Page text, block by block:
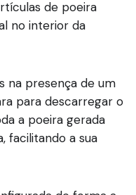
de poeira
no interior da
na presença de um
para descarregar o
a poeira gerada
facilitando a sua